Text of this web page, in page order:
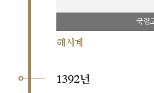
국립
해시계
1392년